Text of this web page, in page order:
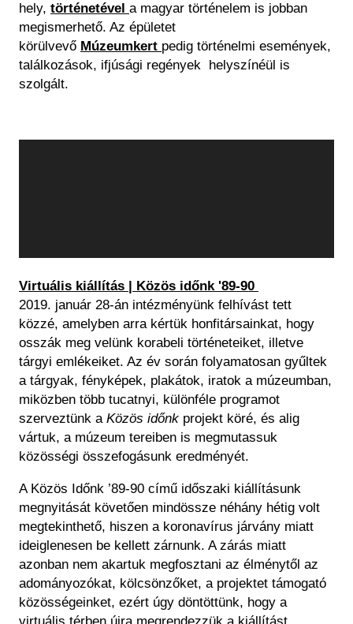
hely, történetével a magyar történelem is jobban
megismerhető. Az épületet
körülvevő Múzeumkert pedig történelmi események,
találkozások, ifjúsági regények helyszínéül is
szolgált.
Virtuális kiállítás | Közös időnk '89-90
2019. január 28-án intézményünk felhívást tett
közzé, amelyben arra kértük honfitársainkat, hogy
osszák meg velünk korabeli történeteiket, illetve
tárgyi emlékeiket. Az év során folyamatosan gyűltek
a tárgyak, fényképek, plakátok, iratok a múzeumban,
miközben több tucatnyi, különféle programot
szerveztünk a Közös időnk projekt köré, és alig
vártuk, a múzeum tereiben is megmutassuk
közösségi összefogásunk eredményét.
A Közös Időnk ’89-90 című időszaki kiállításunk
megnyitását követően mindössze néhány hétig volt
megtekinthető, hiszen a koronavírus járvány miatt
ideiglenesen be kellett zárnunk. A zárás miatt
azonban nem akartuk megfosztani az élménytől az
adományozókat, kölcsönzőket, a projektet támogató
közösségeinket, ezért úgy döntöttünk, hogy a